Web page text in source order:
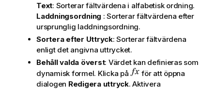
Text: Sorterar fältvärdena i alfabetisk ordning.
Laddningsordning : Sorterar fältvärdena efter
ursprunglig laddningsordning.
Sortera efter Uttryck: Sorterar fältvärdena
enligt det angivna uttrycket.
Behåll valda överst: Värdet kan definieras som
dynamisk formel. Klicka på
för att öppna
dialogen Redigera uttryck. Aktivera